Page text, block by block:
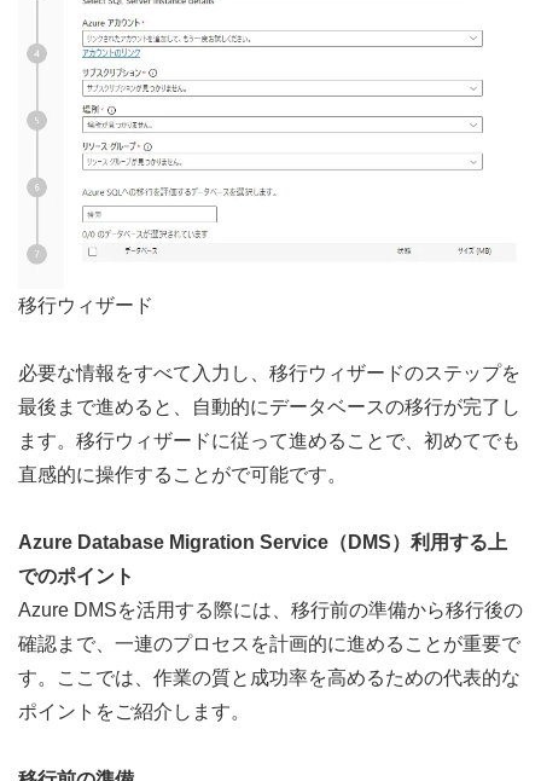
移行ウィザード
必要な情報をすべて入力し、移行ウィザードのステップを
最後まで進めると、自動的にデータベースの移行が完了し
ます。移行ウィザードに従って進めることで、初めてでも
直感的に操作することがで可能です。
Azure Database Migration Service（DMS）利用する上
でのポイント
Azure DMSを活用する際には、移行前の準備から移行後の
確認まで、一連のプロセスを計画的に進めることが重要で
す。ここでは、作業の質と成功率を高めるための代表的な
ポイントをご紹介します。